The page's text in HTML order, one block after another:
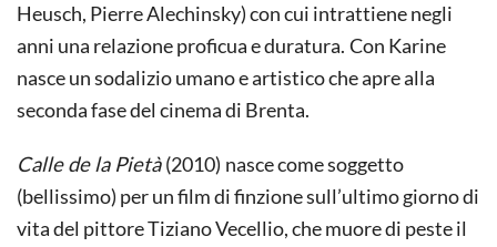
Heusch, Pierre Alechinsky) con cui intrattiene negli
anni una relazione proficua e duratura. Con Karine
nasce un sodalizio umano e artistico che apre alla
seconda fase del cinema di Brenta.
Calle de la Pietà(2010) nasce come soggetto
(bellissimo) per un film di finzione sull’ultimo giorno di
vita del pittore Tiziano Vecellio, che muore di peste il